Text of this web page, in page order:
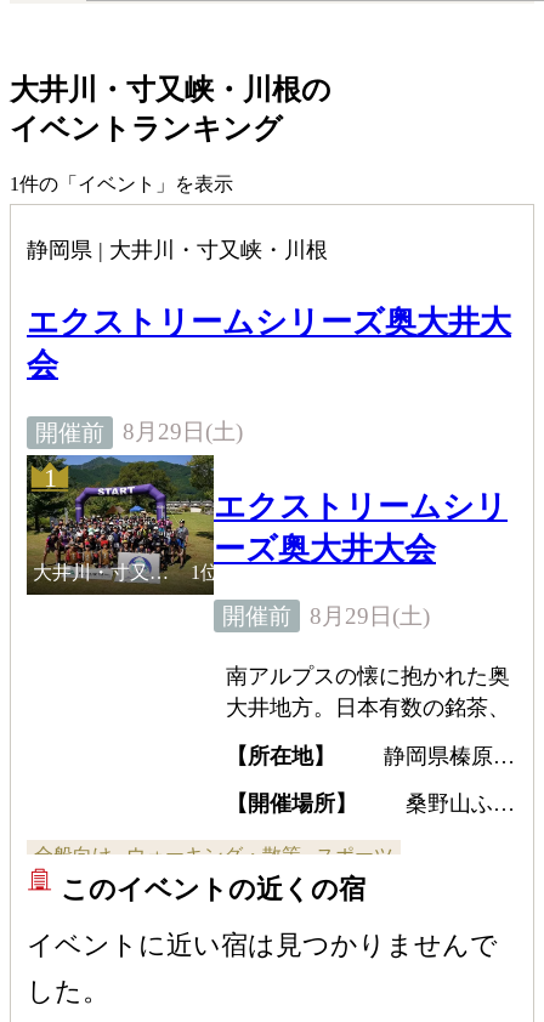
大井川・寸又峡・川根の
イベントランキング
1件の「イベント」を表示
静岡県 | 大井川・寸又峡・川根
エクストリームシリーズ奥大井大
会
開催前 8月29日(土)
1
大井川・寸又 1位
エクストリームシリ
ーズ奥大井大会
開催前 8月29日(土)
南アルプスの懐に抱かれた奥
大井地方。日本有数の銘茶、
川根茶でも有名な地域であ
る。美しい大井川の上流部に
あたり、濃い緑の山々と美し
一体となり、大自然の安らぎ
を身近に感じることができる
はず。地域独特の自然や文化
【所在地】
静岡県榛原郡
【開催場所】
桑野山ふれ
全般向け ウォーキング・散策 スポーツ
このイベントの近くの宿
イベントに近い宿は見つかりませんで
した。